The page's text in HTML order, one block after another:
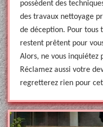
possèdent des
des travaux nettoyage
de déception. Pour tous
restent prêtent pour
Alors, ne vous inquiétez
Réclamez aussi votre
regretterez rien pour